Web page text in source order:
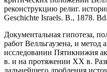
реконструкцию религ.
Geschichte Israels. B., 1878.
Документальная гипотеза,
работ Велльгаузена, и метод
исследовании Пятикнижия
в. и на протяжении XX в.
дальнейшего дробления